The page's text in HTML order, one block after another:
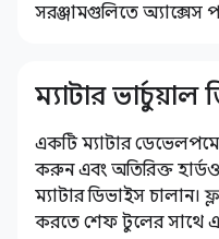
সরঞ্জামগুলিতে অ্যাক্সেস
ম্যাটার ভার্চুয়াল
একটি ম্যাটার
করুন এবং অতিরিক্ত
ম্যাটার ডিভাইস চালান।
করতে শেফ টুলের সাথে